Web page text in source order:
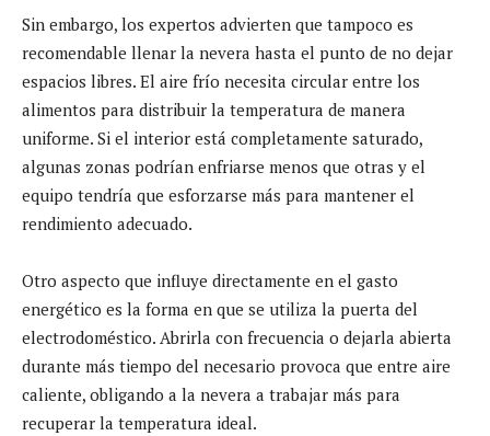
Sin embargo, los expertos advierten que tampoco es
recomendable llenar la nevera hasta el punto de no dejar
espacios libres. El aire frío necesita circular entre los
alimentos para distribuir la temperatura de manera
uniforme. Si el interior está completamente saturado,
algunas zonas podrían enfriarse menos que otras y el
equipo tendría que esforzarse más para mantener el
rendimiento adecuado.
Otro aspecto que influye directamente en el gasto
energético es la forma en que se utiliza la puerta del
electrodoméstico. Abrirla con frecuencia o dejarla abierta
durante más tiempo del necesario provoca que entre aire
caliente, obligando a la nevera a trabajar más para
recuperar la temperatura ideal.